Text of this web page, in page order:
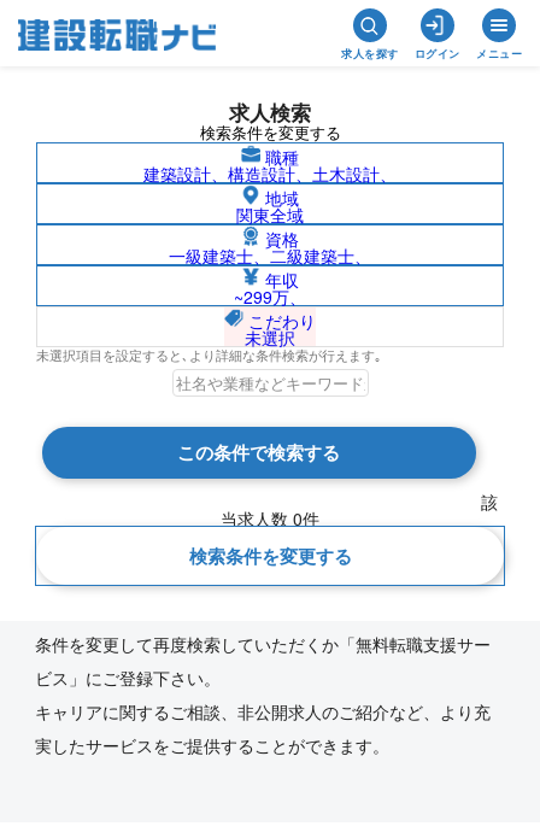
求人を探す ログイン メニュー
求人検索
検索条件を変更する
職種
建築設計、構造設計、土木設計、
地域
関東全域
資格
一級建築士、二級建築士、
年収
~299万、
こだわり
未選択
未選択項目を設定すると､より詳細な条件検索が行えます｡
この条件で検索する
該
当求人数 0件
検索条件を変更する
香川県/社名非公開の求人検索結果一覧
検索結果 0 件
現在の検索条件
条件を変更して再度検索していただくか「無料転職支援サー
ビス」にご登録下さい。
キャリアに関するご相談、非公開求人のご紹介など、より充
実したサービスをご提供することができます。